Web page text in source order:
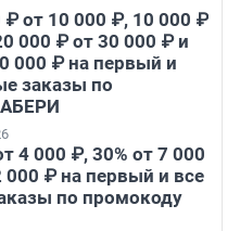
от 10 000 ₽, 10 000 ₽
000 ₽ от 30 000 ₽ и
000 ₽ на первый и
заказы по
4 000 ₽, 30% от 7 000
000 ₽ на первый и все
по промокоду